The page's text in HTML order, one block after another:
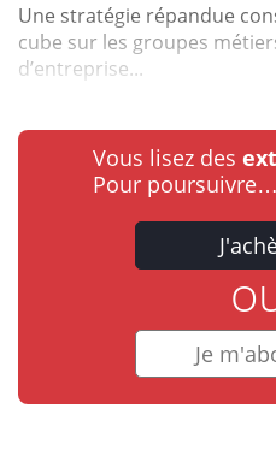
Une stratégie répandue
cube sur les groupes
d’entreprise...
Vous lisez des
Pour poursuivre…
Je